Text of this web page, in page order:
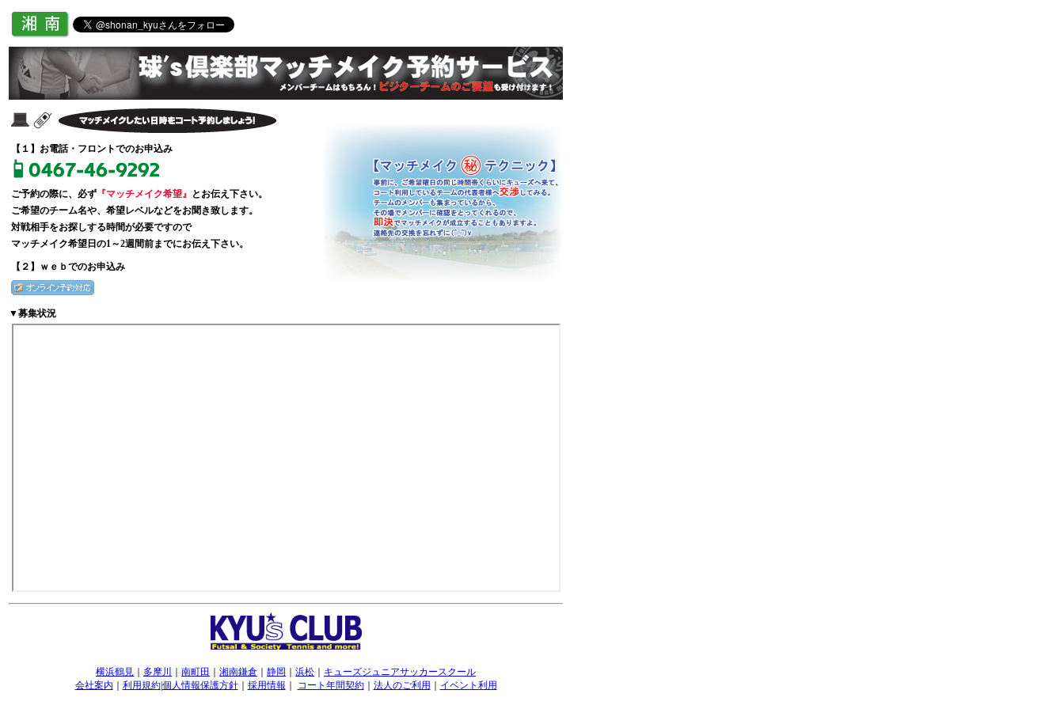
【１】お電話・フロントでのお申込み
ご予約の際に、必ず 『マッチメイク希望』 とお伝え下さい。
ご希望のチーム名や、希望レベルなどをお聞き致します。
対戦相手をお探しする時間が必要ですので
マッチメイク希望日の1～2週間前までにお伝え下さい。
【２】ｗｅｂでのお申込み
▼募集状況
横浜鶴見 多摩川 南町田 湘南鎌倉 静岡 浜松
キューズジュニアサッカースクール
会社案内
利用規約|個人情報保護方針｜ 採用情報 コート年間契約｜ 法人のご利用 イベント利用